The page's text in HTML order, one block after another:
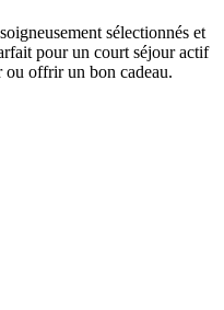
sélectionnés et
pour un court séjour actif
ou offrir un bon cadeau.